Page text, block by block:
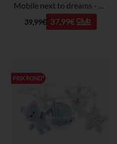
Mobile next to dreams - Rose
39,99€ 37,99€
PRIX ROND*